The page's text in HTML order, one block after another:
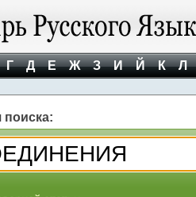
Г Д Е Ж З И Й К Л
поиска: